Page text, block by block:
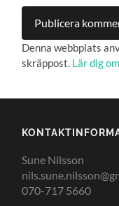
Denna webbplats
skräppost. Lär dig
Sune Nilsson
070-717 5660